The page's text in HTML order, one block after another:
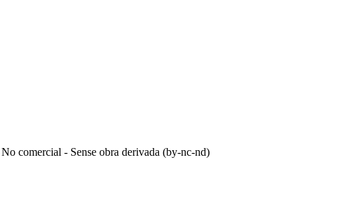
comercial - Sense obra derivada (by-nc-nd)